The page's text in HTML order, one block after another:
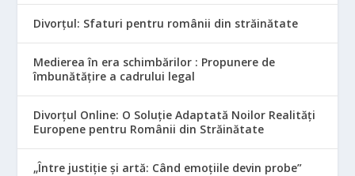
Divorțul: Sfaturi pentru românii din străinătate
Medierea în era schimbărilor : Propunere de
îmbunătățire a cadrului legal
Divorțul Online: O Soluție Adaptată Noilor Realități
Europene pentru Românii din Străinătate
„Între justiție și artă: Când emoțiile devin probe”